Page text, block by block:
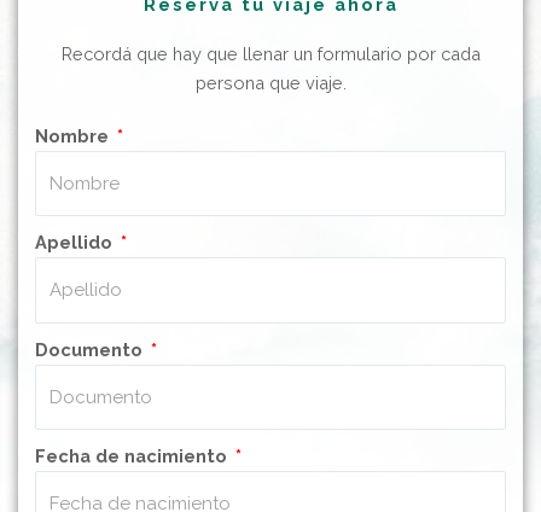
Recordá que hay que llenar un formulario por cada
persona que viaje.
Nombre
Apellido
Documento
Fecha de nacimiento